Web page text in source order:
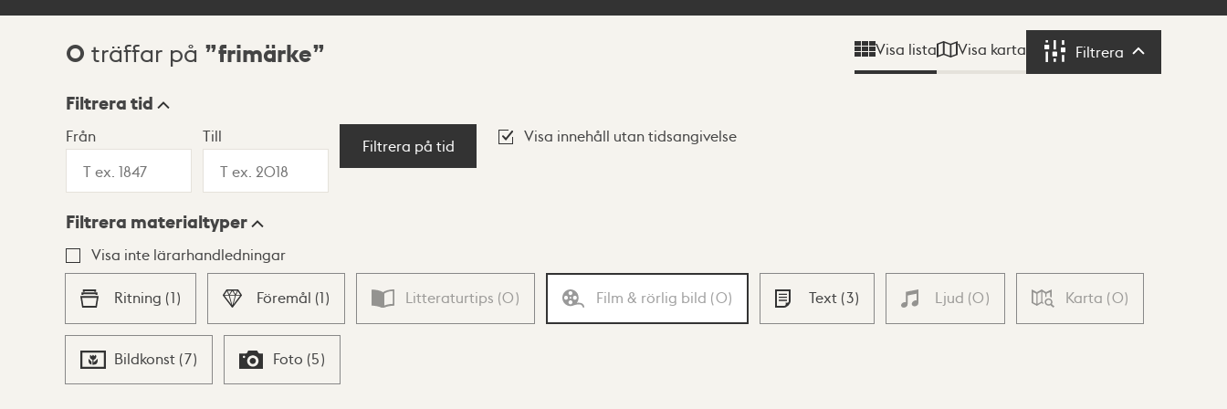
Sökresultat
0 träffar på frimärke Visa lista Visa karta Filtrera Filtrera
Visningsläge
Lista Karta
Filtrera tid
Från Till
Filtrera på tid
Visa innehåll utan tidsangivelse
Filtrera materialtyper
Visa inte lärarhandledningar
Ritning (1) Föremål (1) Litteraturtips (0) Film & rörlig bild (0) Text (3) Ljud (0) Karta (0)
Bildkonst (7) Foto (5)